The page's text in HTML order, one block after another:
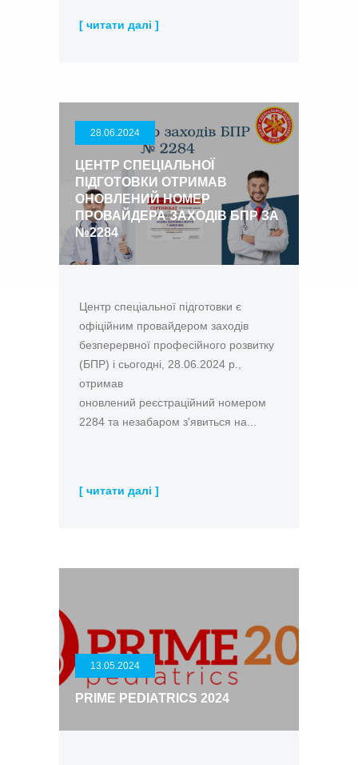
[ читати далі ]
28.06.2024
ЦЕНТР СПЕЦІАЛЬНОЇ
ПІДГОТОВКИ ОТРИМАВ
ОНОВЛЕНИЙ НОМЕР
ПРОВАЙДЕРА ЗАХОДІВ БПР ЗА
№2284
Центр спеціальної підготовки є
офіційним провайдером заходів
безперервної професійного розвитку
(БПР) і сьогодні, 28.06.2024 р.,
отримав
оновлений реєстраційний номером
2284 та незабаром з'явиться на...
[ читати далі ]
13.05.2024
PRIME PEDIATRICS 2024